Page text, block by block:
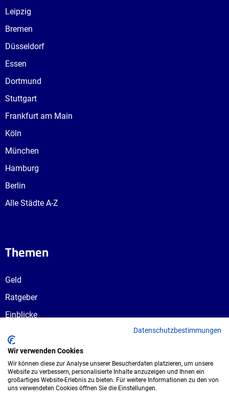
Leipzig
Bremen
Düsseldorf
Essen
Dortmund
Stuttgart
Frankfurt am Main
Köln
München
Hamburg
Berlin
Alle Städte A-Z
Themen
Geld
Ratgeber
Einblicke
Berufswahl
Datenschutzbestimmungen
Wir verwenden Cookies
Wir können diese zur Analyse unserer Besucherdaten platzieren, um unsere
Website zu verbessern, personalisierte Inhalte anzuzeigen und Ihnen ein
großartiges Website-Erlebnis zu bieten. Für weitere Informationen zu den von
uns verwendeten Cookies öffnen Sie die Einstellungen.